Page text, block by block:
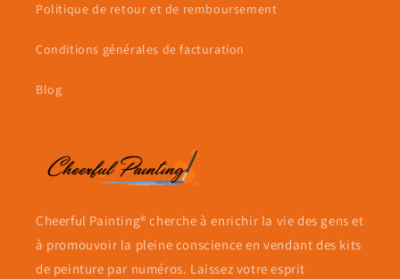
Politique de retour et de remboursement
Conditions générales de facturation
Blog
Cheerful Painting® cherche à enrichir la vie des gens et
à promouvoir la pleine conscience en vendant des kits
de peinture par numéros. Laissez votre esprit